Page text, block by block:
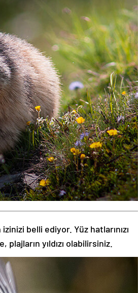
belli ediyor. Yüz hatlarınızı
yıldızı olabilirsiniz.